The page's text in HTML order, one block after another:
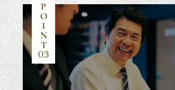
P
O
I
N
T
03